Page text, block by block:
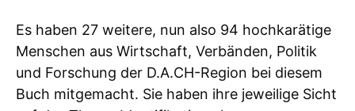
Es haben 27 weitere, nun also 94 hochkarätige
Menschen aus Wirtschaft, Verbänden, Politik
und Forschung der D.A.CH-Region bei diesem
Buch mitgemacht. Sie haben ihre jeweilige Sicht